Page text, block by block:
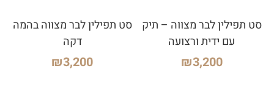
סט תפילין לבר מצווה – תיק
עם ידית ורצועה
₪3,200
סט תפילין לבר מצווה בהמה
דקה
₪3,200